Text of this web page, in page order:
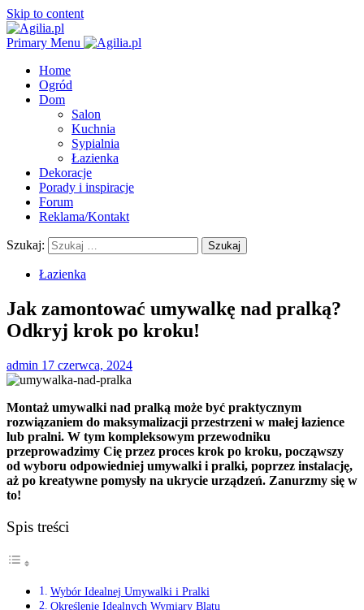
Skip to content
Primary Menu
Home
Ogród
Dom
Salon
Kuchnia
Sypialnia
Łazienka
Dekoracje
Porady i inspiracje
Forum
Reklama/Kontakt
Szukaj:
Łazienka
Jak zamontować umywalkę nad pralką?
Odkryj krok po kroku!
admin 17 czerwca, 2024
Montaż umywalki nad pralką może być praktycznym
rozwiązaniem do maksymalizacji przestrzeni w małej łazience
lub pralni. W tym kompleksowym przewodniku
przeprowadzimy Cię przez proces krok po kroku, począwszy
od wyboru odpowiedniej umywalki i pralki, poprzez instalację,
aż po kreatywne pomysły na ukrycie urządzeń. Zanurzmy się w
to!
Spis treści
Wybór Idealnej Umywalki i Pralki
Określenie Idealnych Wymiary Blatu